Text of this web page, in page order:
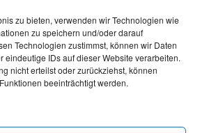
zu bieten, verwenden wir Technologien wie
zu speichern und/oder darauf
Technologien zustimmst, können wir Daten
eindeutige IDs auf dieser Website verarbeiten.
nicht erteilst oder zurückziehst, können
beeinträchtigt werden.